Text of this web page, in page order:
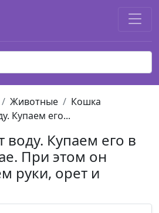
Животные
Кошка
Купаем его...
воду. Купаем его в
При этом он
руки, орет и